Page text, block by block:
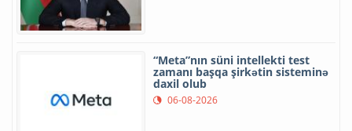
“Meta”nın süni intellekti test
zamanı başqa şirkətin sisteminə
daxil olub
06-08-2026